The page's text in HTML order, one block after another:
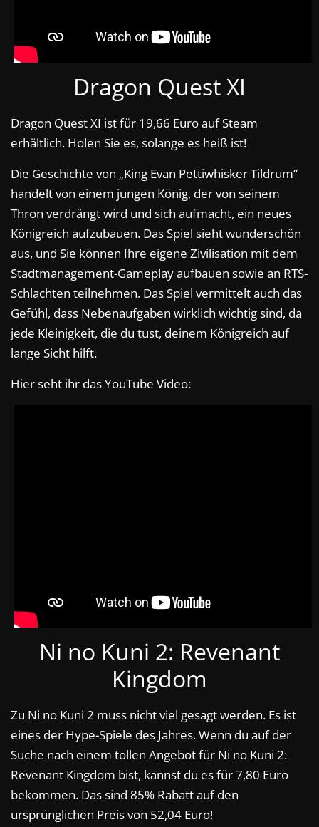
Dragon Quest XI
Dragon Quest XI ist für 19,66 Euro auf Steam
erhältlich. Holen Sie es, solange es heiß ist!
Die Geschichte von „King Evan Pettiwhisker Tildrum“
handelt von einem jungen König, der von seinem
Thron verdrängt wird und sich aufmacht, ein neues
Königreich aufzubauen. Das Spiel sieht wunderschön
aus, und Sie können Ihre eigene Zivilisation mit dem
Stadtmanagement-Gameplay aufbauen sowie an RTS-
Schlachten teilnehmen. Das Spiel vermittelt auch das
Gefühl, dass Nebenaufgaben wirklich wichtig sind, da
jede Kleinigkeit, die du tust, deinem Königreich auf
lange Sicht hilft.
Hier seht ihr das YouTube Video:
Ni no Kuni 2: Revenant
Kingdom
Zu Ni no Kuni 2 muss nicht viel gesagt werden. Es ist
eines der Hype-Spiele des Jahres. Wenn du auf der
Suche nach einem tollen Angebot für Ni no Kuni 2:
Revenant Kingdom bist, kannst du es für 7,80 Euro
bekommen. Das sind 85% Rabatt auf den
ursprünglichen Preis von 52,04 Euro!